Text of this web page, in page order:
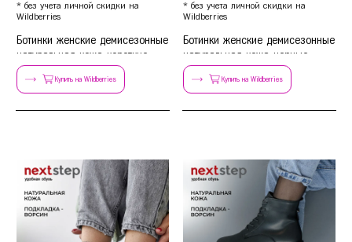
Л Липецк
Н
Нижний Новгород
Новосибирск
О
Орёл
Р
Ростов-на-Дону
Рязань
С
Самара
Санкт-Петербург
* без учета личной скидки на
Wildberries
Ботинки женские демисезонные
натуральная кожа короткие
Купить на Wildberries
* без учета личной скидки на
Wildberries
Ботинки женские демисезонные
натуральная кожа черные
Купить на Wildberries